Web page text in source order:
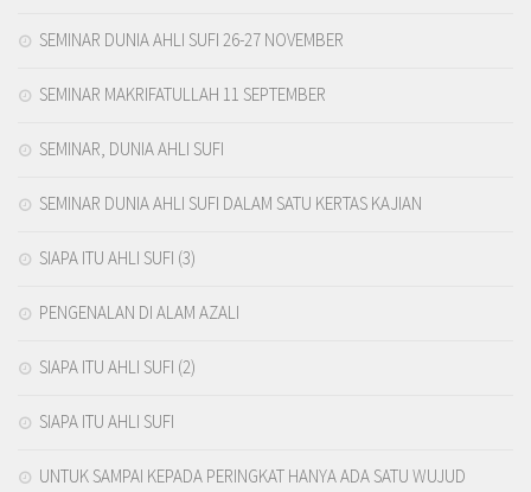
SEMINAR DUNIA AHLI SUFI 26-27 NOVEMBER
SEMINAR MAKRIFATULLAH 11 SEPTEMBER
SEMINAR, DUNIA AHLI SUFI
SEMINAR DUNIA AHLI SUFI DALAM SATU KERTAS KAJIAN
SIAPA ITU AHLI SUFI (3)
PENGENALAN DI ALAM AZALI
SIAPA ITU AHLI SUFI (2)
SIAPA ITU AHLI SUFI
UNTUK SAMPAI KEPADA PERINGKAT HANYA ADA SATU WUJUD